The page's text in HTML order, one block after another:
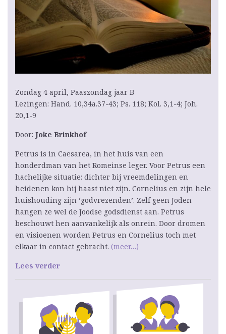
Zondag 4 april, Paaszondag jaar B
Lezingen: Hand. 10,34a.37-43; Ps. 118; Kol. 3,1-4; Joh.
20,1-9
Door: Joke Brinkhof
Petrus is in Caesarea, in het huis van een
honderdman van het Romeinse leger. Voor Petrus een
hachelijke situatie: dichter bij vreemdelingen en
heidenen kon hij haast niet zijn. Cornelius en zijn hele
huishouding zijn ‘godvrezenden’. Zelf geen Joden
hangen ze wel de Joodse godsdienst aan. Petrus
beschouwt hen aanvankelijk als onrein. Door dromen
en visioenen worden Petrus en Cornelius toch met
elkaar in contact gebracht. (meer…)
Lees verder